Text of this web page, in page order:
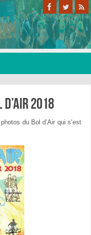
2018
du Bol d’Air qui s’est